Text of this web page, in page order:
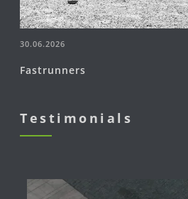
30.06.2026
Fastrunners
Testimonials